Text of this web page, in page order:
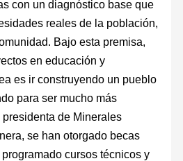
con un diagnóstico base que
reales de la población,
Bajo esta premisa,
en educación y
es ir construyendo un pueblo
para ser mucho más
presidenta de Minerales
se han otorgado becas
cursos técnicos y